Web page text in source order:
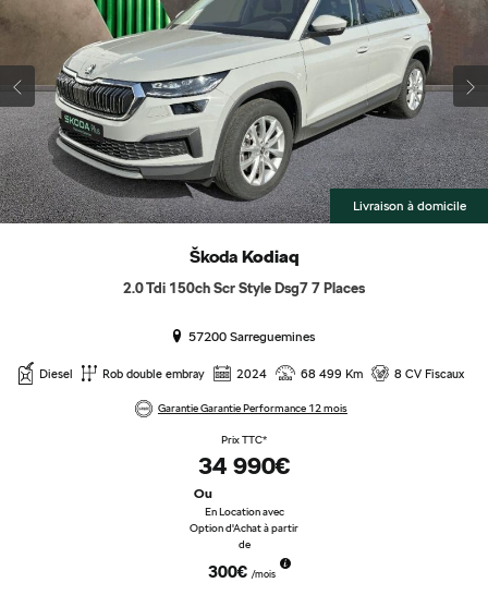
Livraison à domicile
Škoda Kodiaq
2.0 Tdi 150ch Scr Style Dsg7 7 Places
57200 Sarreguemines
Diesel Rob double embray 2024 68 499 Km 8 CV Fiscaux
Garantie Garantie Performance 12 mois
Prix TTC*
34 990€
Ou
En Location avec
Option d'Achat à partir
de
300€ /mois